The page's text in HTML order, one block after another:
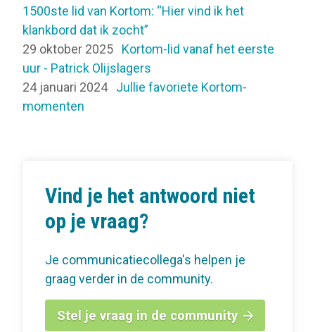
1500ste lid van Kortom: “Hier vind ik het
klankbord dat ik zocht”
29 oktober 2025
Kortom-lid vanaf het eerste
uur - Patrick Olijslagers
24 januari 2024
Jullie favoriete Kortom-
momenten
Vind je het antwoord niet
op je vraag?
Je communicatiecollega's helpen je
graag verder in de community.
Stel je vraag in de community